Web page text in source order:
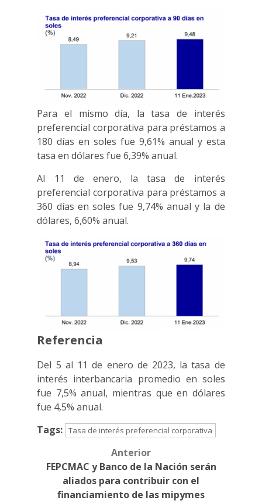
Para el mismo día, la tasa de interés
preferencial corporativa para préstamos a
180 días en soles fue 9,61% anual y esta
tasa en dólares fue 6,39% anual.
Al 11 de enero, la tasa de interés
preferencial corporativa para préstamos a
360 días en soles fue 9,74% anual y la de
dólares, 6,60% anual.
Referencia
Del 5 al 11 de enero de 2023, la tasa de
interés interbancaria promedio en soles
fue 7,5% anual, mientras que en dólares
fue 4,5% anual.
Tags: Tasa de interés preferencial corporativa
navigation
Anterior
FEPCMAC y Banco de la Nación serán
aliados para contribuir con el
financiamiento de las mipymes